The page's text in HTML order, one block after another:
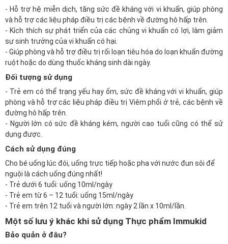
- Hỗ trợ hệ miễn dịch, tăng sức đề kháng với vi khuẩn, giúp phòng
và hỗ trợ các liệu pháp điều trị các bệnh về đường hô hấp trên.
- Kích thích sự phát triển của các chủng vi khuẩn có lợi, làm giảm
sự sinh trưởng của vi khuẩn có hại.
- Giúp phòng và hỗ trợ điều trị rối loạn tiêu hóa do loạn khuẩn đường
ruột hoặc do dùng thuốc kháng sinh dài ngày.
Đối tượng sử dụng
- Trẻ em có thể trạng yếu hay ốm, sức đề kháng với vi khuẩn, giúp
phòng và hỗ trợ các liệu pháp điều trị Viêm phổi ở trẻ, các bệnh về
đường hô hấp trên.
- Người lớn có sức đề kháng kém, người cao tuổi cũng có thể sử
dụng được.
Cách sử dụng đúng
Cho bé uống lúc đói, uống trực tiếp hoặc pha với nước đun sôi để
nguội là cách uống đúng nhất!
- Trẻ dưới 6 tuổi: uống 10ml/ngày
- Trẻ em từ 6 – 12 tuổi: uống 15ml/ngày
- Trẻ em trên 12 tuổi và người lớn: ngày 2 lần x 10ml/lần.
Một số lưu ý khác khi sử dụng Thực phẩm Immukid
Bảo quản ở đâu?